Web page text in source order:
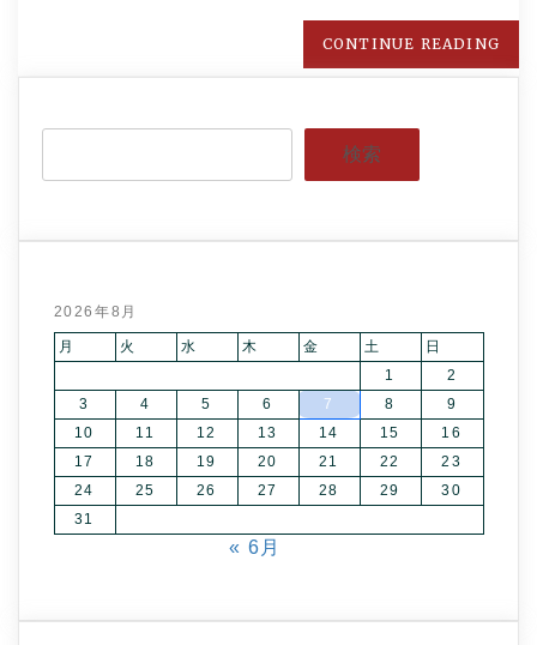
CONTINUE READING
検索
2026年8月
月 火 水 木 金 土
日
1
2
3
4 5 6 7 8
9
10
11 12 13 14 15
16
17
18 19 20 21 22
23
24
25 26 27 28 29
30
31
« 6月